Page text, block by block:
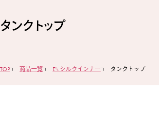
タンクトップ
TOP 商品一覧 E's シルクインナー タンクトップ